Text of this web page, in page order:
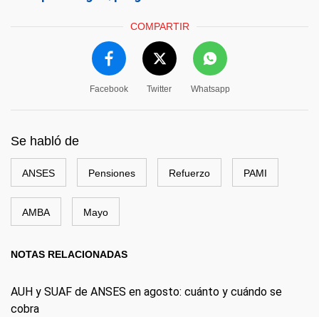
COMPARTIR
Facebook Twitter Whatsapp
Se habló de
ANSES Pensiones Refuerzo PAMI
AMBA Mayo
NOTAS RELACIONADAS
AUH y SUAF de ANSES en agosto: cuánto y cuándo se
cobra